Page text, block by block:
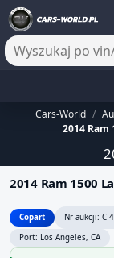
Cars-World /
2014 Ram
2014 Ram 1500
Copart Nr aukcji: C-
Port: Los Angeles, CA